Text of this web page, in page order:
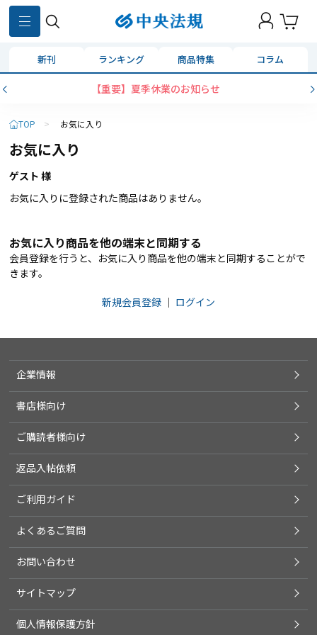
新刊 ランキング 商品特集 コラム
【重要】夏季休業のお知らせ
TOP > お気に入り
お気に入り
ゲスト 様
お気に入りに登録された商品はありません。
お気に入り商品を他の端末と同期する
会員登録を行うと、お気に入り商品を他の端末と同期することがで
きます。
新規会員登録 ｜ ログイン
企業情報
書店様向け
ご購読者様向け
返品入帖依頼
ご利用ガイド
よくあるご質問
お問い合わせ
サイトマップ
個人情報保護方針